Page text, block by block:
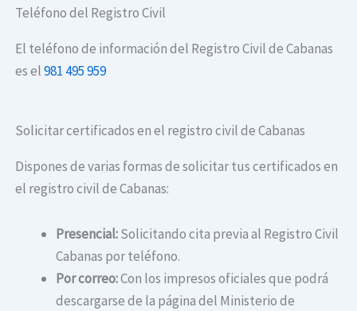
Teléfono del Registro Civil
El teléfono de información del Registro Civil de Cabanas
es el981 495 959
Solicitar certificados en el registro civil de Cabanas
Dispones de varias formas de solicitar tus certificados en
el registro civil de Cabanas:
Presencial:Solicitando cita previa al Registro Civil
Cabanas por teléfono.
Por correo:Con los impresos oficiales que podrá
descargarse de la página del Ministerio de